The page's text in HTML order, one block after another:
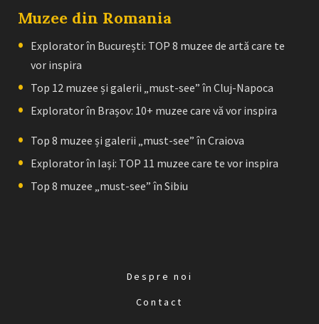
Muzee din Romania
Explorator în București: TOP 8 muzee de artă care te
vor inspira
Top 12 muzee și galerii „must-see” în Cluj-Napoca
Explorator în Brașov: 10+ muzee care vă vor inspira
Top 8 muzee și galerii „must-see” în Craiova
Explorator în Iași: TOP 11 muzee care te vor inspira
Top 8 muzee „must-see” în Sibiu
Despre noi
Contact